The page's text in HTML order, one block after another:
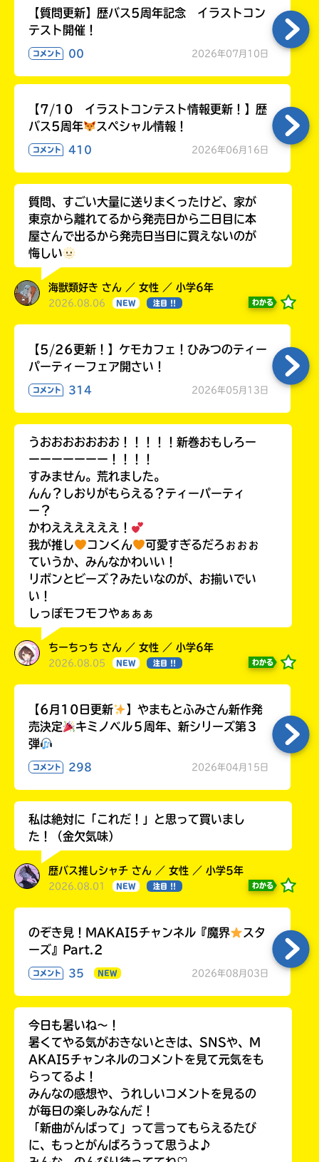
【質問更新】歴バス5周年記念 イラストコン
テスト開催！
コメント 00 2026年07月10日
【7/10 イラストコンテスト情報更新！】歴
バス5周年
スペシャル情報！
コメント 410 2026年06月16日
質問、すごい大量に送りまくったけど、家が
東京から離れてるから発売日から二日目に本
屋さんで出るから発売日当日に買えないのが
悔しい
海獣類好き さん ／ 女性 ／ 小学6年
2026.08.06 NEW 注目 !! わかる
【5/26更新！】ケモカフェ！ひみつのティー
パーティーフェア開さい！
コメント 314 2026年05月13日
うおおおおおおお！！！！！新巻おもしろー
ーーーーーーー！！！！
すみません。荒れました。
んん？しおりがもらえる？ティーパーティ
ー？
かわええええええ！
我が推し
コンくん
可愛すぎるだろぉぉぉ
ていうか、みんなかわいい！
リボンとビーズ？みたいなのが、お揃いでい
い！
しっぽモフモフやぁぁぁ
ちーちっち さん ／ 女性 ／ 小学6年
2026.08.05 NEW 注目 !! わかる
【6月10日更新
】やまもとふみさん新作発
売決定
キミノベル５周年、新シリーズ第３
弾
コメント 298 2026年04月15日
私は絶対に「これだ！」と思って買いまし
た！（金欠気味）
歴バス推しシャチ さん ／ 女性 ／ 小学5年
2026.08.01 NEW 注目 !! わかる
のぞき見！MAKAI5チャンネル『魔界
スタ
ーズ』Part.2
コメント 35 NEW 2026年08月03日
今日も暑いね〜！
暑くてやる気がおきないときは、SNSや、M
AKAI5チャンネルのコメントを見て元気をも
らってるよ！
みんなの感想や、うれしいコメントを見るの
が毎日の楽しみなんだ！
「新曲がんばって」って言ってもらえるたび
に、もっとがんばろうって思うよ♪